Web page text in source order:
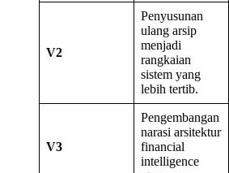
V2
Penyusunan
ulang arsip
menjadi
rangkaian
sistem yang
lebih tertib.
V3
Pengembangan
narasi arsitektur
financial
intelligence